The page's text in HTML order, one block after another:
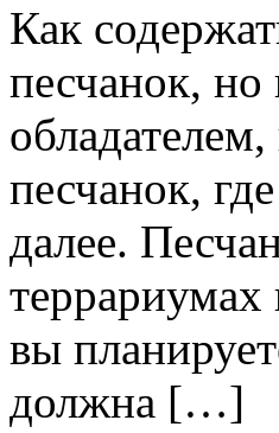
Как
песчанок, но
песчанок,
далее.
вы
должна […]